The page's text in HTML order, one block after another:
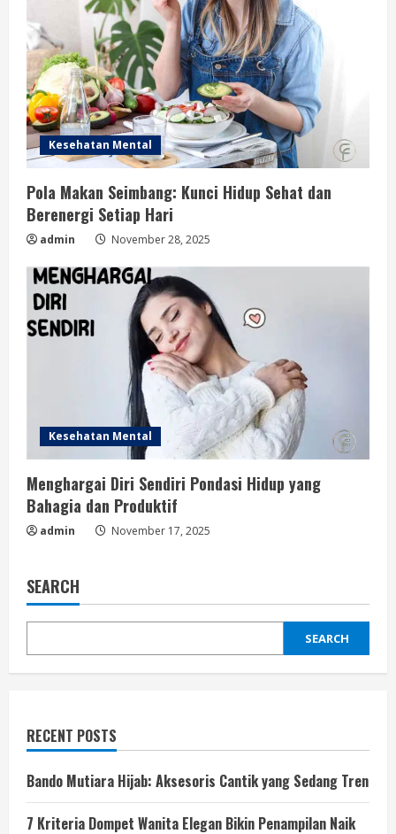
Kesehatan Mental
Pola Makan Seimbang: Kunci Hidup Sehat dan
Berenergi Setiap Hari
admin November 28, 2025
Kesehatan Mental
Menghargai Diri Sendiri Pondasi Hidup yang
Bahagia dan Produktif
admin November 17, 2025
SEARCH
SEARCH
RECENT POSTS
Bando Mutiara Hijab: Aksesoris Cantik yang Sedang Tren
7 Kriteria Dompet Wanita Elegan Bikin Penampilan Naik